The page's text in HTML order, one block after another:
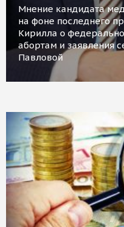
Мнение кандидата
на фоне последнего
Кирилла о
абортам и заявления
Павловой